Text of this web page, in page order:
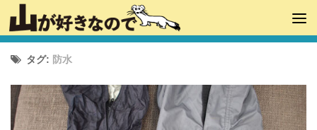
タグ: 防水